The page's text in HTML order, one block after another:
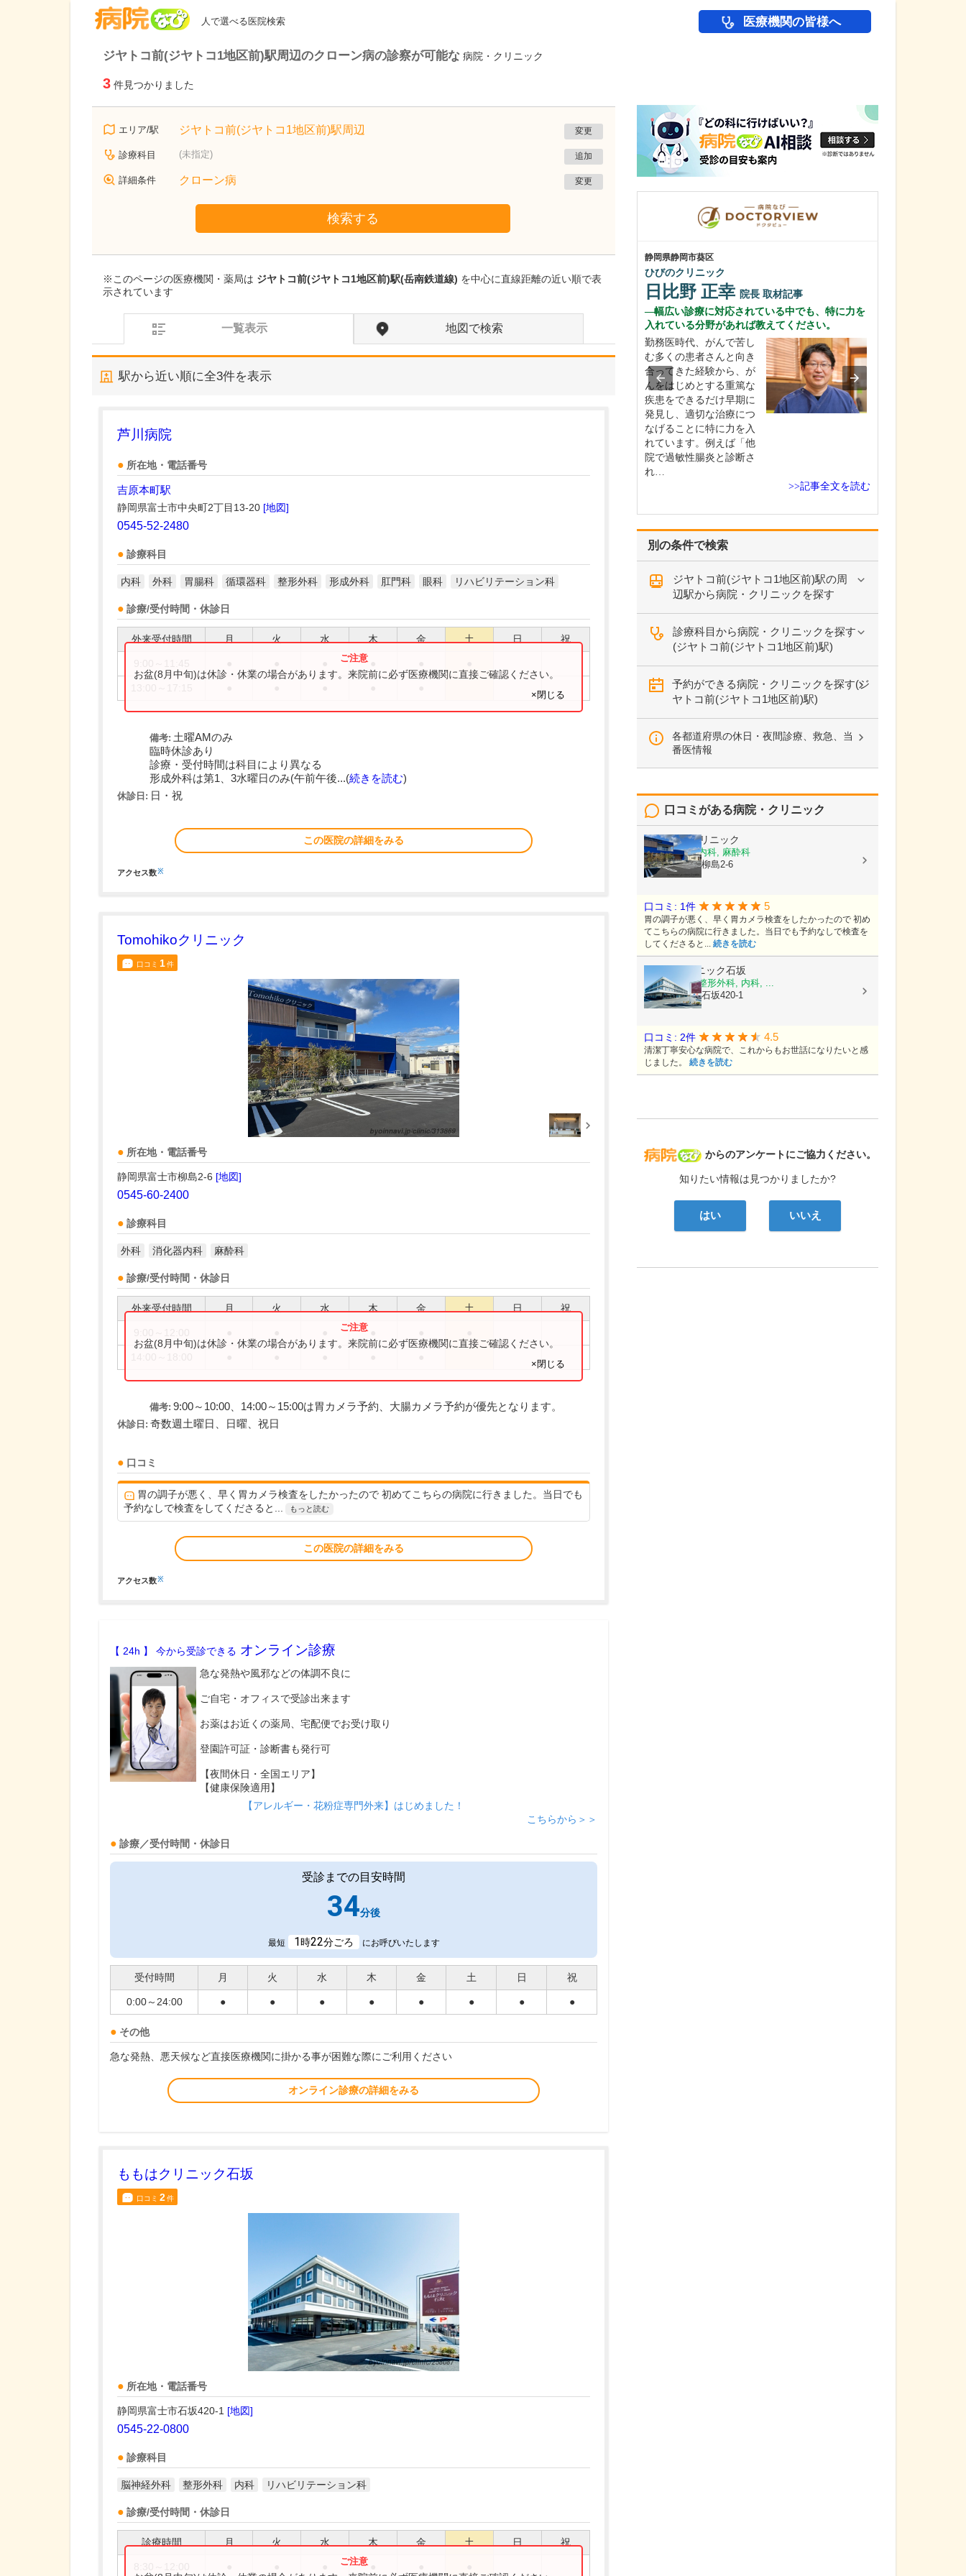
人で選べる医院検索 医療機関の皆様へ
ジヤトコ前(ジヤトコ1地区前)駅周辺のクローン病の診察が可能な 病院・クリニック
3 件見つかりました
エリア/駅 ジヤトコ前(ジヤトコ1地区前)駅周辺 変更
診療科目 (未指定) 追加
詳細条件 クローン病 変更
検索する
※このページの医療機関・薬局は ジヤトコ前(ジヤトコ1地区前)駅(岳南鉄道線) を中心に直線距離の近い順で表
示されています
一覧表示 地図で検索
駅から近い順に全3件を表示
芦川病院
所在地・電話番号
吉原本町駅
静岡県富士市中央町2丁目13-20 [地図]
0545-52-2480
診療科目
内科 外科 胃腸科 循環器科 整形外科 形成外科 肛門科 眼科 リハビリテーション科
診療/受付時間・休診日
外来受付時間 月 火 水 木 金 土 日 祝
お盆(8月中旬)は休診・休業の場合があります。来院前に必ず医療機関に直接ご確認ください。
×閉じる
備考: 土曜AMのみ
臨時休診あり
診療・受付時間は科目により異なる
形成外科は第1、3水曜日のみ(午前午後...(続きを読む)
休診日: 日・祝
この医院の詳細をみる
アクセス数※
Tomohikoクリニック
口コミ 1件
所在地・電話番号
静岡県富士市柳島2-6 [地図]
0545-60-2400
診療科目
外科 消化器内科 麻酔科
診療/受付時間・休診日
外来受付時間 月 火 水 木 金 土 日 祝
お盆(8月中旬)は休診・休業の場合があります。来院前に必ず医療機関に直接ご確認ください。
×閉じる
備考: 9:00～10:00、14:00～15:00は胃カメラ予約、大腸カメラ予約が優先となります。
休診日: 奇数週土曜日、日曜、祝日
口コミ
胃の調子が悪く、早く胃カメラ検査をしたかったので 初めてこちらの病院に行きました。当日でも
予約なしで検査をしてくださると...
もっと読む
この医院の詳細をみる
アクセス数※
【 24h 】 今から受診できる オンライン診療
急な発熱や風邪などの体調不良に
ご自宅・オフィスで受診出来ます
お薬はお近くの薬局、宅配便でお受け取り
登園許可証・診断書も発行可
【夜間休日・全国エリア】
【健康保険適用】
【アレルギー・花粉症専門外来】はじめました！
こちらから＞＞
診療／受付時間・休診日
受診までの目安時間
34分後
最短 1時22分ごろ にお呼びいたします
受付時間 月 火 水 木 金 土 日 祝
0:00～24:00 ● ● ● ● ● ● ● ●
その他
急な発熱、悪天候など直接医療機関に掛かる事が困難な際にご利用ください
オンライン診療の詳細をみる
ももはクリニック石坂
口コミ 2件
所在地・電話番号
静岡県富士市石坂420-1 [地図]
0545-22-0800
診療科目
脳神経外科 整形外科 内科 リハビリテーション科
診療/受付時間・休診日
診療時間 月 火 水 木 金 土 日 祝
別の条件で検索
ジヤトコ前(ジヤトコ1地区前)駅の周
辺駅から病院・クリニックを探す
診療科目から病院・クリニックを探す
(ジヤトコ前(ジヤトコ1地区前)駅)
予約ができる病院・クリニックを探す(ジ
ヤトコ前(ジヤトコ1地区前)駅)
各都道府県の休日・夜間診療、救急、当
番医情報
病院なび
からのアンケートにご協力ください。
知りたい情報は見つかりましたか?
はい いいえ
口コミがある病院・クリニック
Tomohikoクリニック
外科, 消化器内科, 麻酔科
静岡県富士市柳島2-6
口コミ: 1件 5
胃の調子が悪く、早く胃カメラ検査をしたかったので 初め
てこちらの病院に行きました。当日でも予約なしで検査を
してくださると... 続きを読む
ももはクリニック石坂
脳神経外科, 整形外科, 内科, ...
静岡県富士市石坂420-1
口コミ: 2件 4.5
清潔丁寧安心な病院で、これからもお世話になりたいと感
じました。 続きを読む
静岡県富士市
富士 足・心臓血管クリニック
足の治りにくい傷とフットトラブルにも注力さ
れているそうですね。
はい。足のトラブルは、
靴が原因となっているこ
静岡県静岡市葵区
ひびのクリニック
日比野 正幸 院長 取材記事
幅広い診療に対応されている中でも、特に力を
入れている分野があれば教えてください。
勤務医時代、がんで苦し
む多くの患者さんと向き
合ってきた経験から、が
んをはじめとする重篤な
疾患をできるだけ早期に
発見し、適切な治療につ
なげることに特に力を入
れています。例えば「他
院で過敏性腸炎と診断さ
れ…
>>記事全文を読む